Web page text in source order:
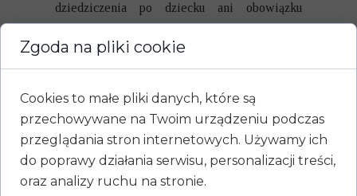
dziedziczenia po dziecku ani obowiązku
alimentacyjnego. Są to odrębne kwestie
regulowane przez przepisy prawa spadkowego
i rodzinnego.
Jak się bronić przed wnioskiem
o pozbawienie władzy rodzicielskiej?
Rodzic, wobec którego toczy się postępowanie
o pozbawienie władzy rodzicielskiej, ma
Zgoda na pliki cookie
Cookies to małe pliki danych, które są
przechowywane na Twoim urządzeniu podczas
przeglądania stron internetowych. Używamy ich
do poprawy działania serwisu, personalizacji treści,
oraz analizy ruchu na stronie.